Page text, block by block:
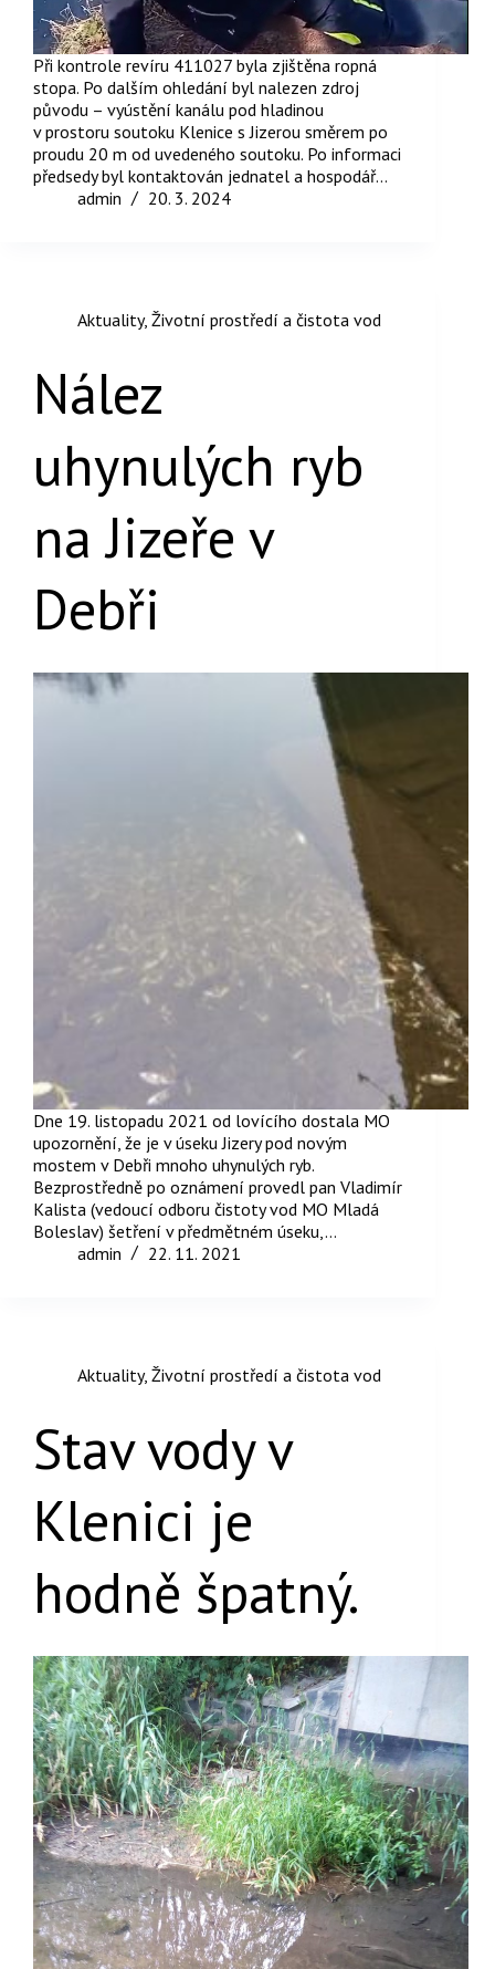
Při kontrole revíru 411027 byla zjištěna ropná
stopa. Po dalším ohledání byl nalezen zdroj
původu – vyústění kanálu pod hladinou
v prostoru soutoku Klenice s Jizerou směrem po
proudu 20 m od uvedeného soutoku. Po informaci
předsedy byl kontaktován jednatel a hospodář…
admin
20. 3. 2024
Aktuality, Životní prostředí a čistota vod
Nález
uhynulých ryb
na Jizeře v
Debři
Dne 19. listopadu 2021 od lovícího dostala MO
upozornění, že je v úseku Jizery pod novým
mostem v Debři mnoho uhynulých ryb.
Bezprostředně po oznámení provedl pan Vladimír
Kalista (vedoucí odboru čistoty vod MO Mladá
Boleslav) šetření v předmětném úseku,…
admin
22. 11. 2021
Aktuality, Životní prostředí a čistota vod
Stav vody v
Klenici je
hodně špatný.